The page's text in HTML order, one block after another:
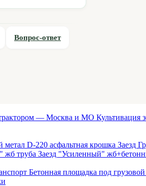
Вопрос-ответ
— Москва и МО Культивация
метал D-220 асфальтная крошка Заезд
жб труба Заезд "Усиленный"
Бетонная площадка под